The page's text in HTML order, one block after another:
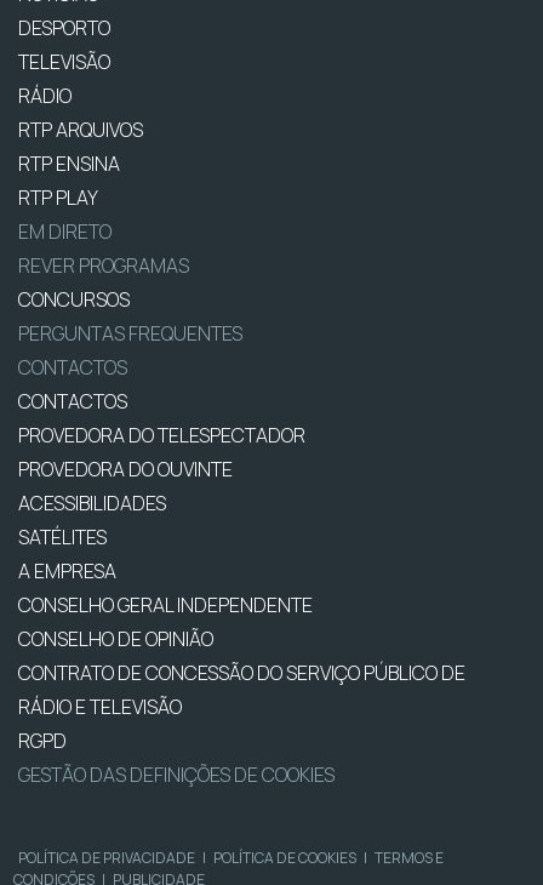
DESPORTO
TELEVISÃO
RÁDIO
RTP ARQUIVOS
RTP ENSINA
RTP PLAY
EM DIRETO
REVER PROGRAMAS
CONCURSOS
PERGUNTAS FREQUENTES
CONTACTOS
CONTACTOS
PROVEDORA DO TELESPECTADOR
PROVEDORA DO OUVINTE
ACESSIBILIDADES
SATÉLITES
A EMPRESA
CONSELHO GERAL INDEPENDENTE
CONSELHO DE OPINIÃO
CONTRATO DE CONCESSÃO DO SERVIÇO PÚBLICO DE
RÁDIO E TELEVISÃO
RGPD
GESTÃO DAS DEFINIÇÕES DE COOKIES
POLÍTICA DE PRIVACIDADE | POLÍTICA DE COOKIES | TERMOS E
CONDIÇÕES | PUBLICIDADE